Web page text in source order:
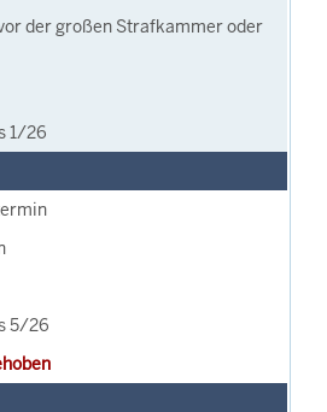
der großen Strafkammer oder
1/26
5/26